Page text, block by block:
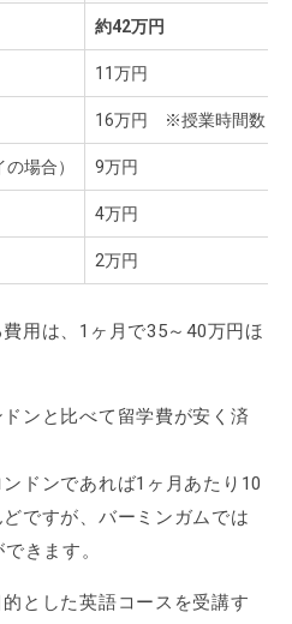
約42万円
11万円
16万円 ※授業時間数：
場合） 9万円
4万円
2万円
用は、1ヶ月で35～40万円ほ
ンと比べて留学費が安く済
ドンであれば1ヶ月あたり10
ですが、バーミンガムでは
きます。
とした英語コースを受講す